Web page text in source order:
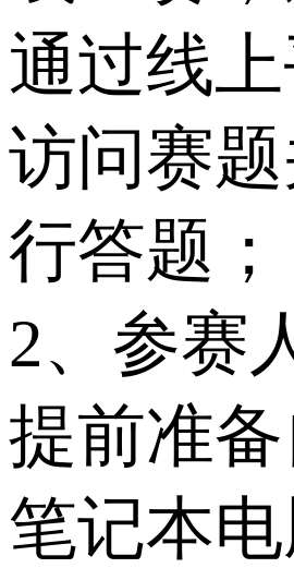
通过线
访问赛
行答题；
2、参赛
提前准
笔记本电